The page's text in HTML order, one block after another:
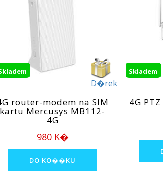
D�rek
router-modem na SIM
kartu Mercusys MB112-
4G
980 K�
Skladem
4G